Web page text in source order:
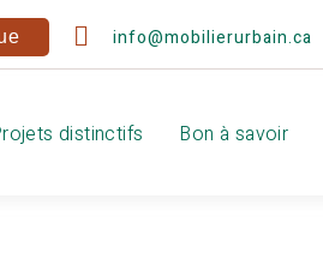
info@mobilierurbain.ca
distinctifs Bon à savoir